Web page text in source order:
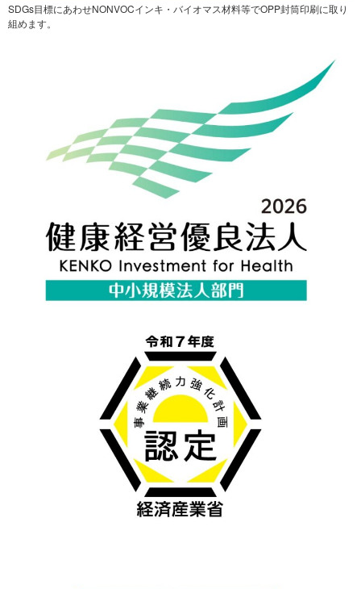
SDGs目標にあわせNONVOCインキ・バイオマス材料等でOPP封筒印刷に取り
組めます。